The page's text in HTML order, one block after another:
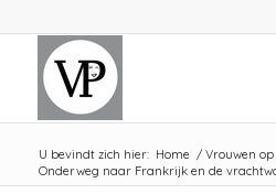
U bevindt zich hier: Home / Vrouwen
Onderweg naar Frankrijk en de